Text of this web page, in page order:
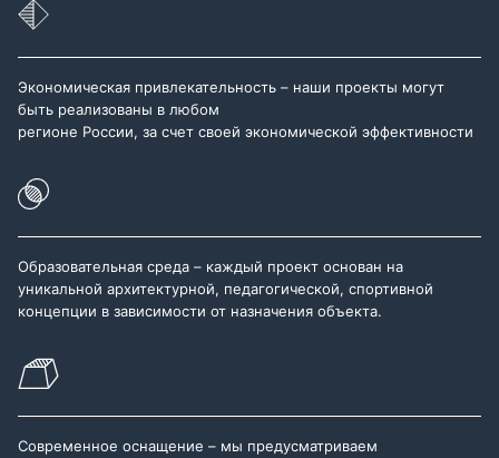
Экономическая привлекательность – наши проекты могут
быть реализованы в любом
регионе России, за счет своей экономической эффективности
Образовательная среда – каждый проект основан на
уникальной архитектурной, педагогической, спортивной
концепции в зависимости от назначения объекта.
Современное оснащение – мы предусматриваем